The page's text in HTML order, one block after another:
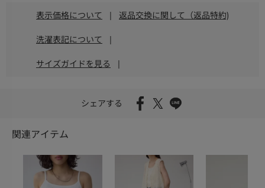
表示価格について | 返品交換に関して（返品特約)
洗濯表記について |
サイズガイドを見る |
シェアする
関連アイテム